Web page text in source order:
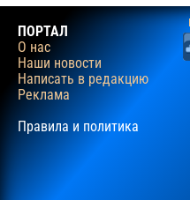
ПОРТАЛ
О нас
Наши новости
Написать в редакцию
Реклама
Правила и политика